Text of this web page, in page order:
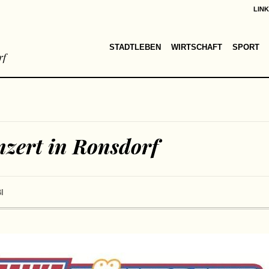
STADTLEBEN WIRTSCHAFT SPORT
in Ronsdorf